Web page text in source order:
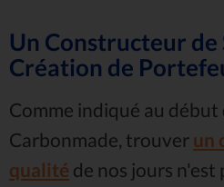
Un Constructeur de
Création de
Comme indiqué au début
Carbonmade, trouver un
qualité de nos jours n'est